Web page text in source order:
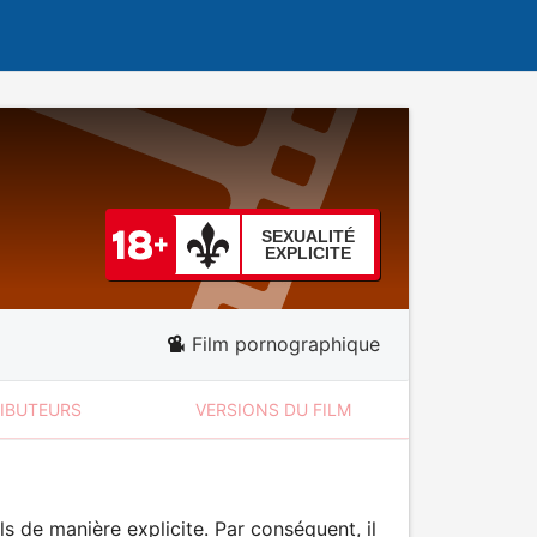
SEXUALITÉ
EXPLICITE
Film pornographique
VERSIONS DU FILM
de manière explicite. Par conséquent, il